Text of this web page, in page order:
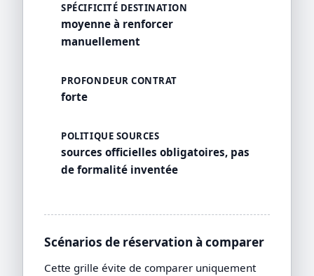
SPÉCIFICITÉ DESTINATION
moyenne à renforcer
manuellement
PROFONDEUR CONTRAT
forte
POLITIQUE SOURCES
sources officielles obligatoires, pas
de formalité inventée
Scénarios de réservation à comparer
Cette grille évite de comparer uniquement